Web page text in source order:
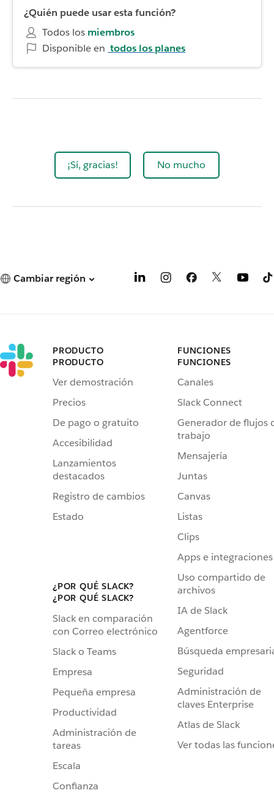
¿Quién puede usar esta función?
Todos los miembros
Disponible en todos los planes
¡Sí, gracias! No mucho
Cambiar región
PRODUCTO
PRODUCTO
Ver demostración
Precios
De pago o gratuito
Accesibilidad
Lanzamientos
destacados
Registro de cambios
Estado
¿POR QUÉ SLACK?
¿POR QUÉ SLACK?
Slack en comparación
con Correo electrónico
Slack o Teams
Empresa
Pequeña empresa
Productividad
Administración de
tareas
Escala
Confianza
FUNCIONES
FUNCIONES
Canales
Slack Connect
Generador de flujos
trabajo
Mensajería
Juntas
Canvas
Listas
Clips
Apps e integraciones
Uso compartido de
archivos
IA de Slack
Agentforce
Búsqueda
Seguridad
Administración de
claves Enterprise
Atlas de Slack
Ver todas las